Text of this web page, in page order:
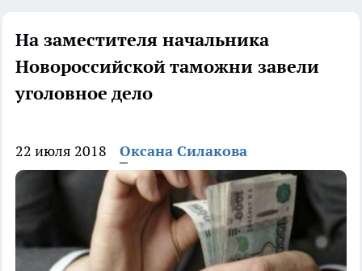
На заместителя начальника
Новороссийской таможни завели
уголовное дело
22 июля 2018 Оксана Силакова